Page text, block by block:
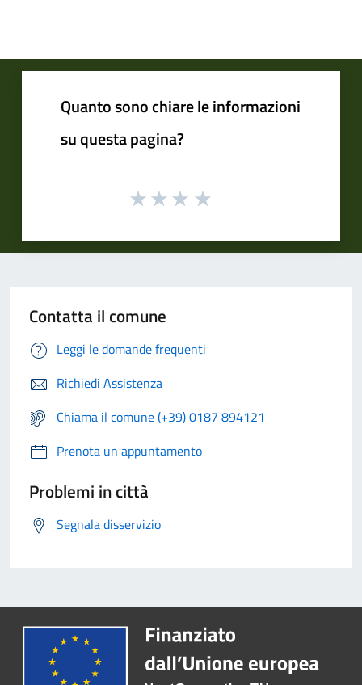
Quanto sono chiare le informazioni
su questa pagina?
Contatta il comune
Leggi le domande frequenti
Richiedi Assistenza
Chiama il comune (+39) 0187 894121
Prenota un appuntamento
Problemi in città
Segnala disservizio